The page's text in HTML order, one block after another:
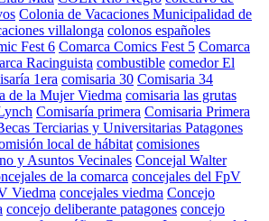
Colonia de Vacaciones Municipalidad de
villalonga colonos españoles
Fest 6 Comarca Comics Fest 5 Comarca
Racinguista combustible comedor El
1era comisaria 30 Comisaria 34
de la Mujer Viedma comisaria las grutas
Comisaría primera Comisaria Primera
Terciarias y Universitarias Patagones
local de hábitat comisiones
y Asuntos Vecinales Concejal Walter
de la comarca concejales del FpV
Viedma concejales viedma Concejo
concejo deliberante patagones concejo